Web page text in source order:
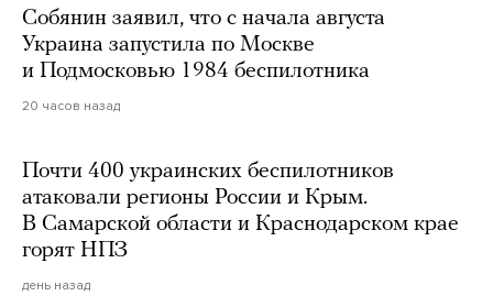
Собянин заявил, что с начала августа
Украина запустила по Москве
и Подмосковью 1984 беспилотника
20 часов назад
Почти 400 украинских беспилотников
атаковали регионы России и Крым.
В Самарской области и Краснодарском крае
горят НПЗ
день назад